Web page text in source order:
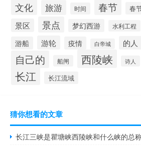
文化 旅游 时间 春节 春
景区
景点 梦幻西游 水利工程
游船 游轮 疫情 白帝城 的人
自己的 船闸 西陵峡 诗人
长江 长江流域
猜你想看的文章
长江三峡是瞿塘峡西陵峡和什么峡的总